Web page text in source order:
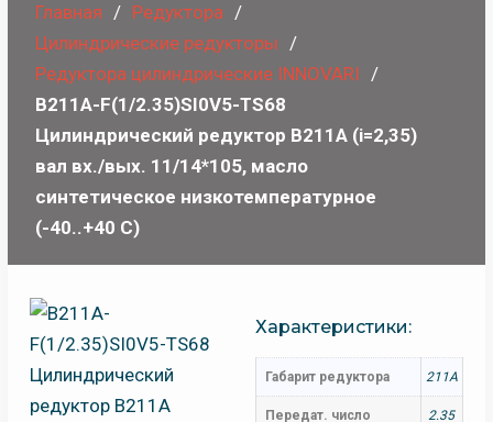
Главная
Редуктора
Цилиндрические редукторы
Редуктора цилиндрические INNOVARI
B211A-F(1/2.35)SI0V5-TS68
Цилиндрический редуктор B211A (i=2,35)
вал вх./вых. 11/14*105, масло
синтетическое низкотемпературное
(-40..+40 С)
Характеристики:
Габарит редуктора 211A
Передат. число 2.35